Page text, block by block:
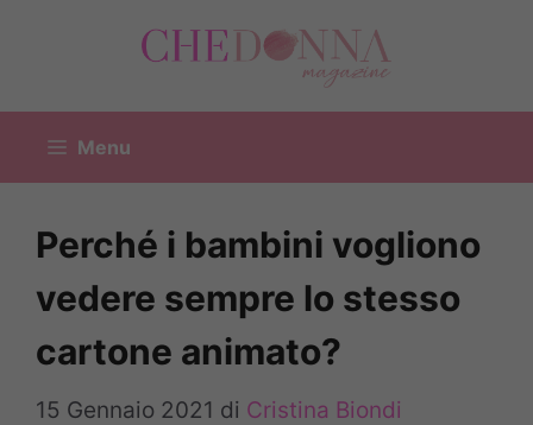
Menu
Perché i bambini vogliono
vedere sempre lo stesso
cartone animato?
15 Gennaio 2021 di Cristina Biondi